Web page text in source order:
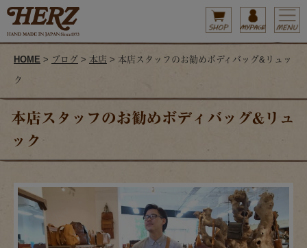
HOME > ブログ > 本店 > 本店スタッフのお勧めボディバッグ&リュッ
ク
本店スタッフのお勧めボディバッグ&リュ
ック